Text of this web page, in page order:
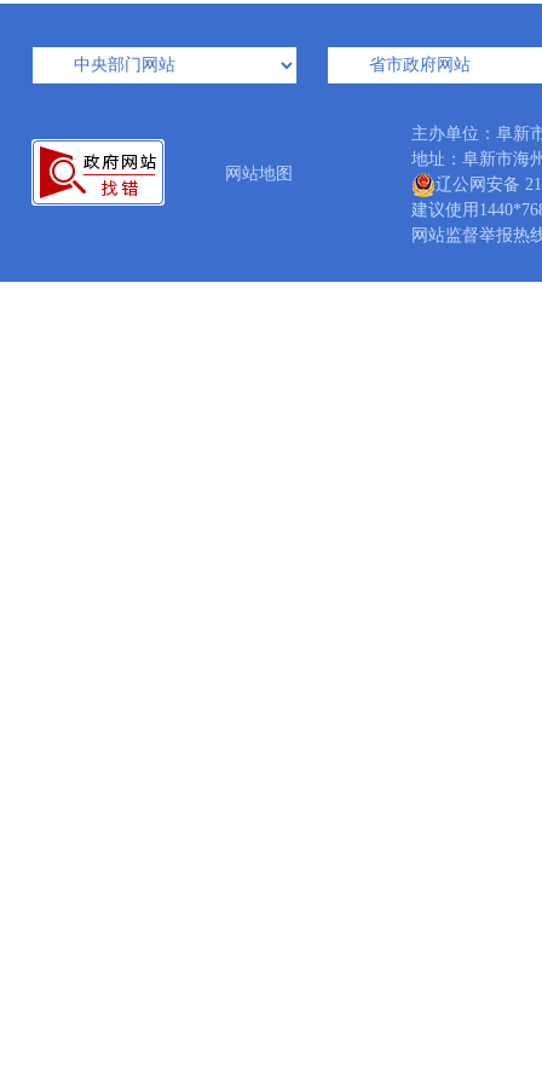
网站地图
主办单位：阜
地址：阜新市
辽公网安备
建议使用
网站监督举报热